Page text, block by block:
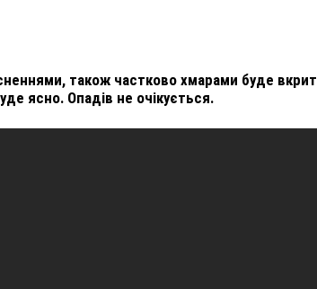
також частково хмарами буде
ясно. Опадів не очікується.